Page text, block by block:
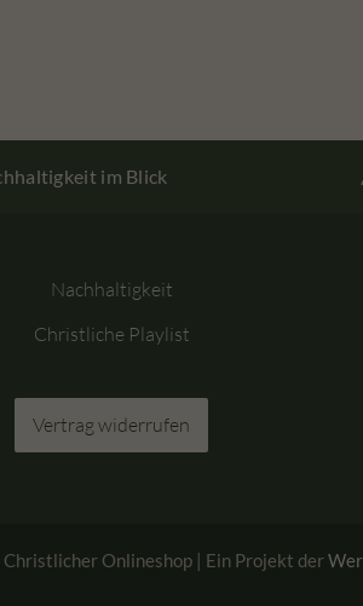
im Blick
Nachhaltigkeit
Christliche Playlist
Vertrag widerrufen
Onlineshop | Ein Projekt der